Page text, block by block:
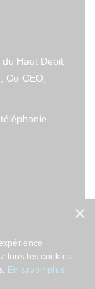
du Haut Débit
Co-CEO,
×
tous les cookies
En savoir plus